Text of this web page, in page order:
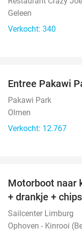
Geleen
Verkocht: 340
Entree Pakawi
Pakawi Park
Olmen
Verkocht: 12.767
Motorboot naar
+ drankje + chips
Sailcenter Limburg
Ophoven - Kinrooi